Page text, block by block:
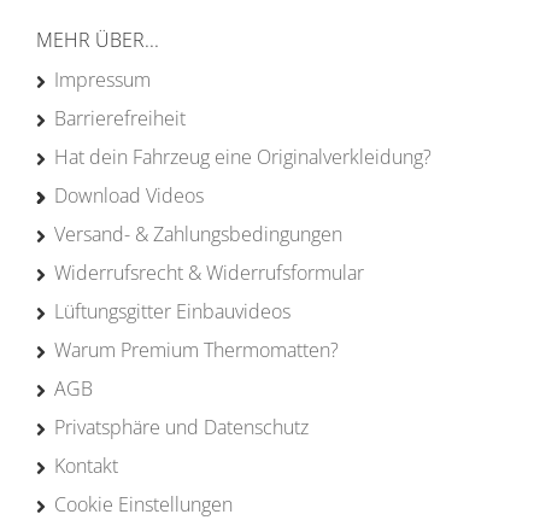
MEHR ÜBER...
Impressum
Barrierefreiheit
Hat dein Fahrzeug eine Originalverkleidung?
Download Videos
Versand- & Zahlungsbedingungen
Widerrufsrecht & Widerrufsformular
Lüftungsgitter Einbauvideos
Warum Premium Thermomatten?
AGB
Privatsphäre und Datenschutz
Kontakt
Cookie Einstellungen